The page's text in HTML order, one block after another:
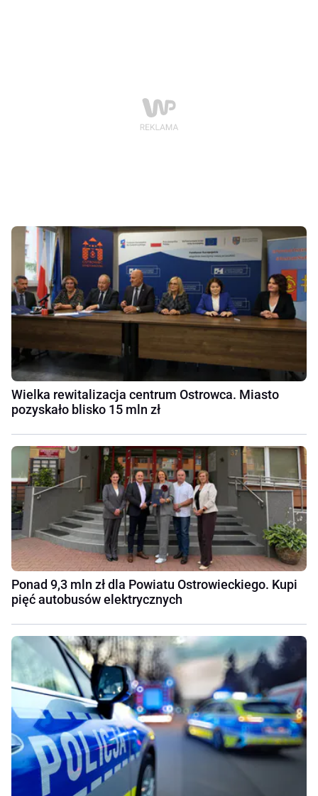
Wielka rewitalizacja centrum Ostrowca. Miasto
pozyskało blisko 15 mln zł
Ponad 9,3 mln zł dla Powiatu Ostrowieckiego. Kupi
pięć autobusów elektrycznych